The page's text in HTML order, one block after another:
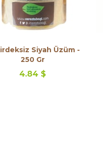
Siyah Üzüm -
250 Gr
4.84 $